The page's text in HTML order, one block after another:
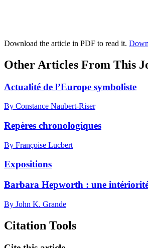
Download the article in PDF to read it.
Other Articles From This
Actualité de l’Europe symboliste
By Constance Naubert-Riser
Repères chronologiques
By Françoise Lucbert
Expositions
Barbara Hepworth : une
By John K. Grande
Citation Tools